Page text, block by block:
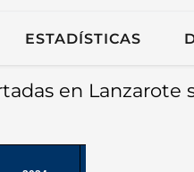
ESTADÍSTICAS
en Lanzarote